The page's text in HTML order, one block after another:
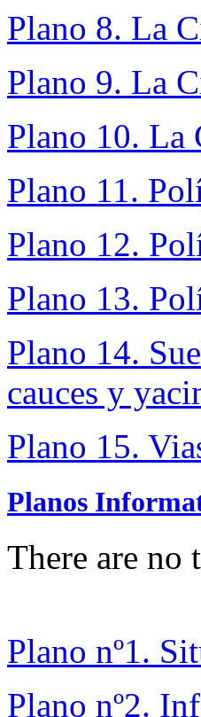
Plano 8. La
Plano 9. La
Plano 10. La
Plano 11.
Plano 12.
Plano 13.
Plano 14.
cauces y
Plano 15.
Planos
There are no
Plano nº1.
Plano nº2.